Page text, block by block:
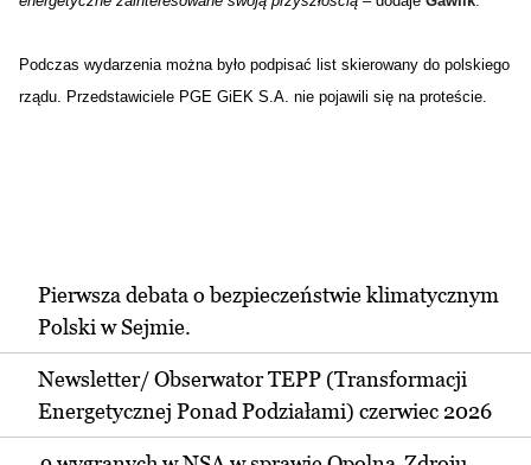
Podczas wydarzenia można było podpisać list skierowany do polskiego
rządu. Przedstawiciele PGE GiEK S.A. nie pojawili się na proteście.
Pierwsza debata o bezpieczeństwie klimatycznym
Polski w Sejmie.
Newsletter/ Obserwator TEPP (Transformacji
Energetycznej Ponad Podziałami) czerwiec 2026